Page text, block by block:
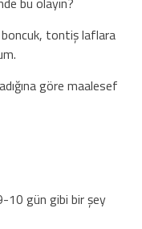
boncuk, tontiş laflara
göre maalesef
10 gün gibi bir şey